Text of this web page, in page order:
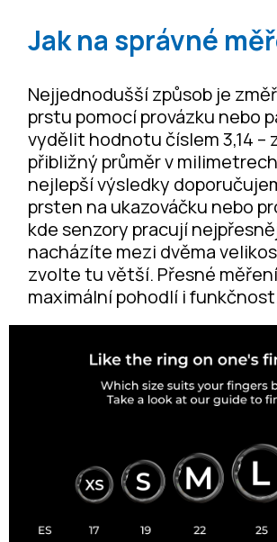
Jak na správné
Nejjednodušší způsob je
prstu pomocí provázku nebo
vydělit hodnotu číslem 3,14 –
přibližný průměr v
nejlepší výsledky
prsten na ukazováčku nebo
kde senzory pracují
nacházíte mezi dvěma
zvolte tu větší. Přesné
maximální pohodlí i